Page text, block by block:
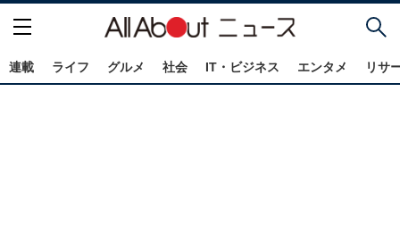
連載 ライフ グルメ 社会 IT・ビジネス エンタメ リサ